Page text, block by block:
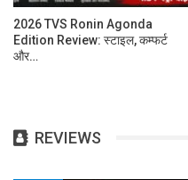
2026 TVS Ronin Agonda
Edition Review: स्टाइल, कम्फर्ट
और…
REVIEWS